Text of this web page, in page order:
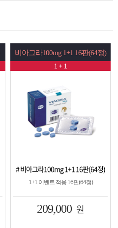
비아그라100mg 1+1 16판(64정)
# 비아그라100mg 1+1 16판(64정)
1+1 이벤트 적용 16판(64정)
209,000 원
1 + 1